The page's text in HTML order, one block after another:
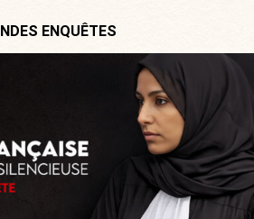
ENQUÊTES